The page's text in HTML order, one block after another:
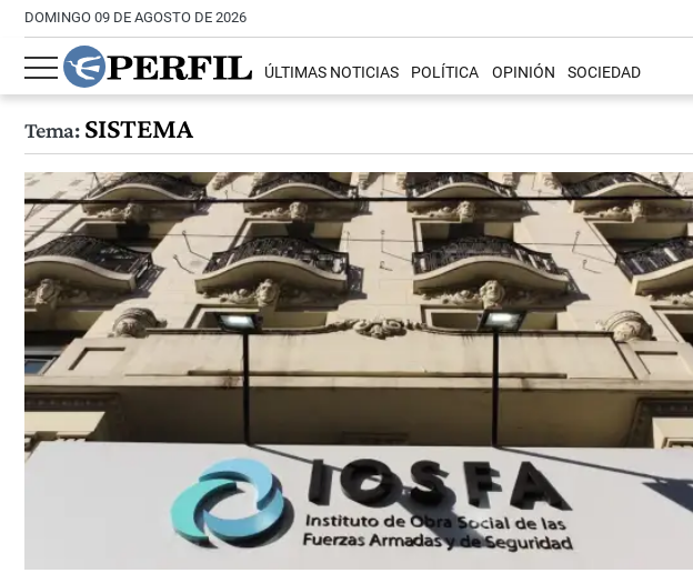
DOMINGO 09 DE AGOSTO DE 2026
ÚLTIMAS NOTICIAS POLÍTICA OPINIÓN SOCIEDAD
Tema:SISTEMA